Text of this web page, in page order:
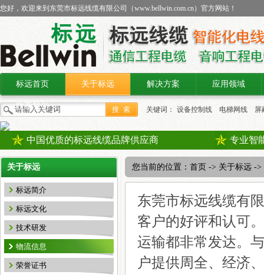
您好，欢迎来到东莞市标远线缆有限公司（www.bellwin.com.cn）官方网站！
标远首页 关于标远 解决方案 应用领域
联系我们 关键词： 设备控制线 电梯网线
屏
中国优质的标远线缆品牌供应商 专业智
关于标远
标远简介
标远文化
技术研发
物流信息
荣誉证书
您当前的位置： 首页 -> 关于标远 ->
东莞市标远线缆有
客户的好评和认可
运输都非常发达。
户提供周全、经济